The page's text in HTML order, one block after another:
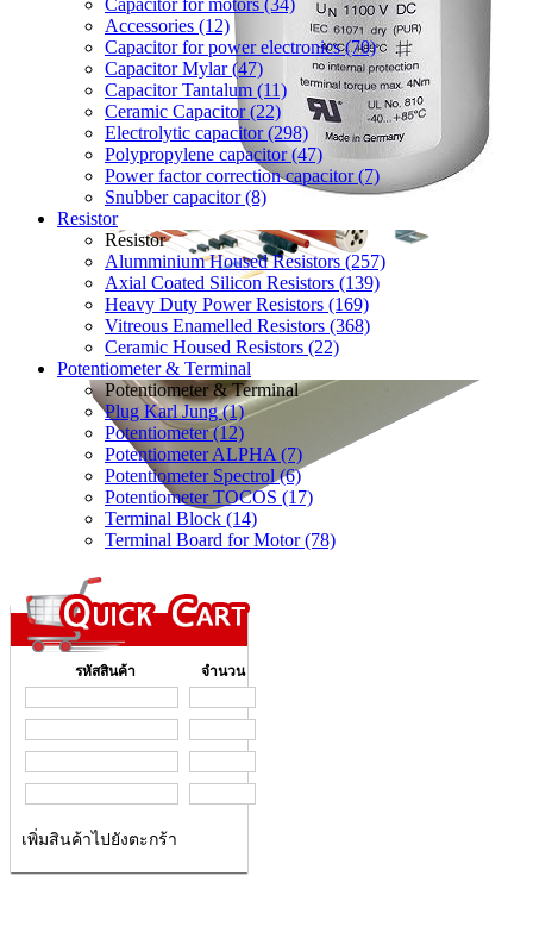
Capacitor for motors (34)
Accessories (12)
Capacitor for power electronics (70)
Capacitor Mylar (47)
Capacitor Tantalum (11)
Ceramic Capacitor (22)
Electrolytic capacitor (298)
Polypropylene capacitor (47)
Power factor correction capacitor (7)
Snubber capacitor (8)
Resistor
Resistor
Alumminium Housed Resistors (257)
Axial Coated Silicon Resistors (139)
Heavy Duty Power Resistors (169)
Vitreous Enamelled Resistors (368)
Ceramic Housed Resistors (22)
Potentiometer & Terminal
Potentiometer & Terminal
Plug Karl Jung (1)
Potentiometer (12)
Potentiometer ALPHA (7)
Potentiometer Spectrol (6)
Potentiometer TOCOS (17)
Terminal Block (14)
Terminal Board for Motor (78)
รหัสสินค้า จำนวน
เพิ่มสินค้าไปยังตะกร้า